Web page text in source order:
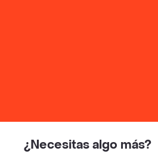
¿Necesitas algo más?